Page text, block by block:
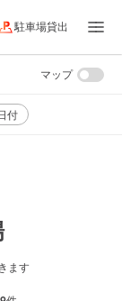
駐車場貸出
付
マップ
ます